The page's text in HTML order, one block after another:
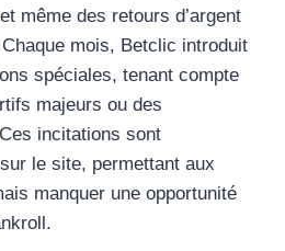
même des retours d’argent
mois, Betclic introduit
spéciales, tenant compte
majeurs ou des
incitations sont
le site, permettant aux
manquer une opportunité